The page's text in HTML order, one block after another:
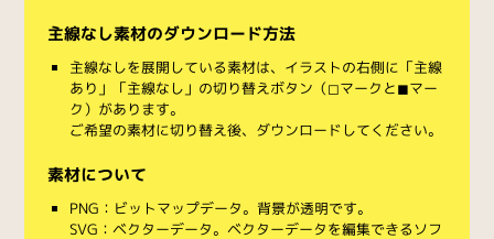
主線なし素材のダウンロード方法
主線なしを展開している素材は、イラストの右側に「主線
あり」「主線なし」の切り替えボタン（◻︎マークと◼︎マー
ク）があります。
ご希望の素材に切り替え後、ダウンロードしてください。
素材について
PNG：ビットマップデータ。背景が透明です。
SVG：ベクターデータ。ベクターデータを編集できるソフ